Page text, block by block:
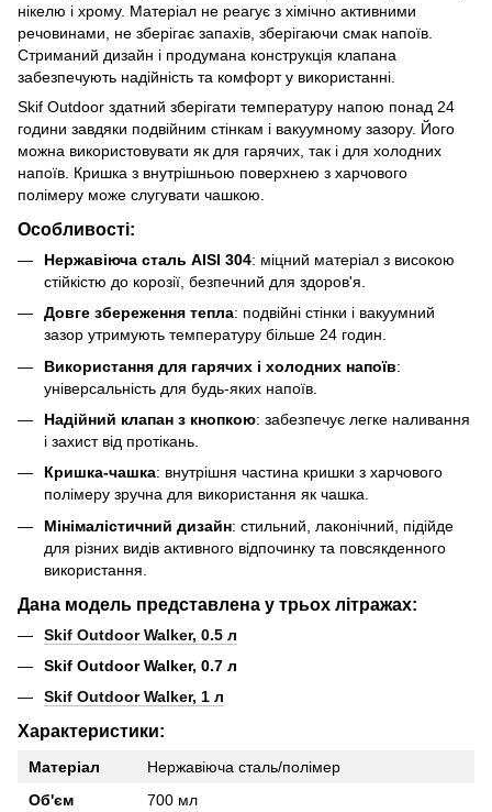
нікелю і хрому. Матеріал не реагує з хімічно активними
речовинами, не зберігає запахів, зберігаючи смак напоїв.
Стриманий дизайн і продумана конструкція клапана
забезпечують надійність та комфорт у використанні.
Skif Outdoor здатний зберігати температуру напою понад 24
години завдяки подвійним стінкам і вакуумному зазору. Його
можна використовувати як для гарячих, так і для холодних
напоїв. Кришка з внутрішньою поверхнею з харчового
полімеру може слугувати чашкою.
Особливості:
Нержавіюча сталь AISI 304: міцний матеріал з високою
стійкістю до корозії, безпечний для здоров'я.
Довге збереження тепла: подвійні стінки і вакуумний
зазор утримують температуру більше 24 годин.
Використання для гарячих і холодних напоїв:
універсальність для будь-яких напоїв.
Надійний клапан з кнопкою: забезпечує легке наливання
і захист від протікань.
Кришка-чашка: внутрішня частина кришки з харчового
полімеру зручна для використання як чашка.
Мінімалістичний дизайн: стильний, лаконічний, підійде
для різних видів активного відпочинку та повсякденного
використання.
Дана модель представлена у трьох літражах:
Skif Outdoor Walker, 0.5 л
Skif Outdoor Walker, 0.7 л
Skif Outdoor Walker, 1 л
Характеристики:
Матеріал
Нержавіюча сталь/полімер
Об'єм
700 мл